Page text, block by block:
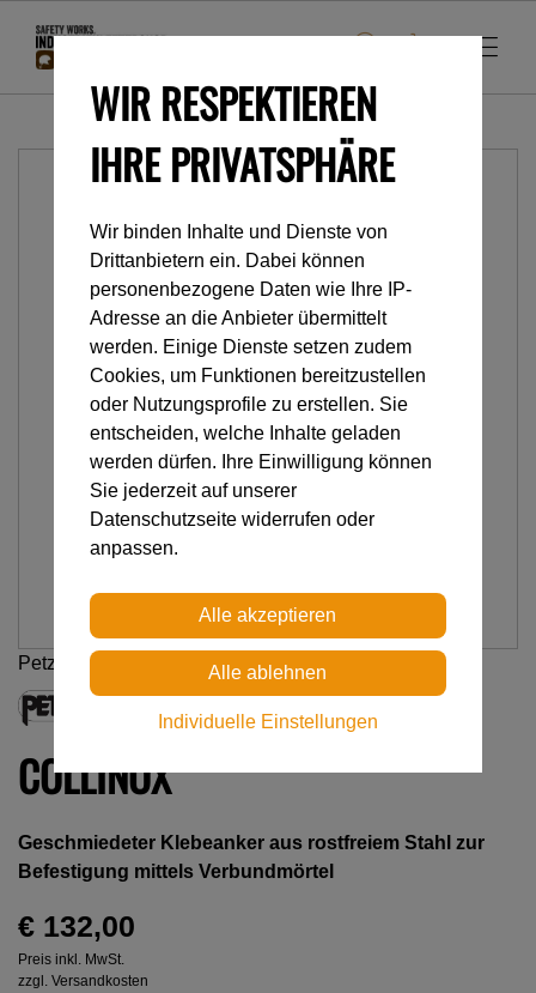
Petzl
COLLINOX
Geschmiedeter Klebeanker aus rostfreiem Stahl zur
Befestigung mittels Verbundmörtel
€ 132,00
Preis inkl. MwSt.
zzgl. Versandkosten
WIR RESPEKTIEREN
IHRE PRIVATSPHÄRE
Wir binden Inhalte und Dienste von
Drittanbietern ein. Dabei können
personenbezogene Daten wie Ihre IP-
Adresse an die Anbieter übermittelt
werden. Einige Dienste setzen zudem
Cookies, um Funktionen bereitzustellen
oder Nutzungsprofile zu erstellen. Sie
entscheiden, welche Inhalte geladen
werden dürfen. Ihre Einwilligung können
Sie jederzeit auf unserer
Datenschutzseite widerrufen oder
anpassen.
Individuelle Einstellungen